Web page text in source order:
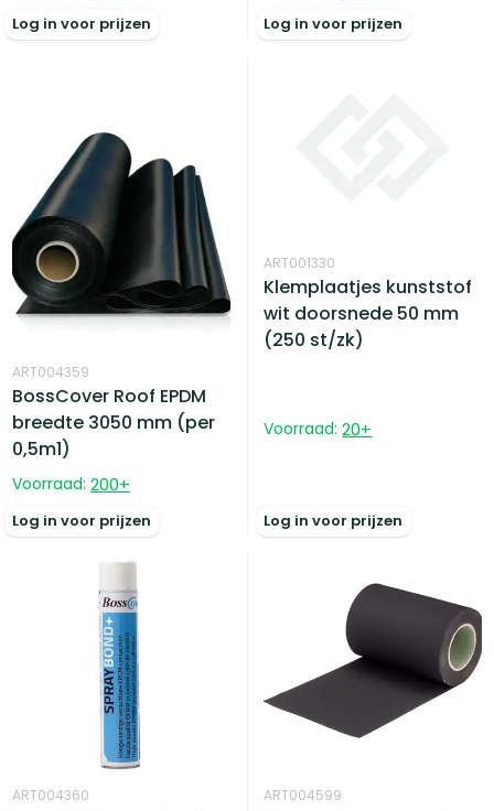
Log in voor prijzen Log in voor prijzen
ART004359
BossCover Roof EPDM
breedte 3050 mm (per
0,5m1)
Voorraad: 200+
Log in voor prijzen
ART001330
Klemplaatjes kunststof
wit doorsnede 50 mm
(250 st/zk)
Voorraad: 20+
Log in voor prijzen
ART004360 ART004599